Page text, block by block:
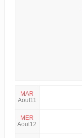
MAR
Aout11
MER
Aout12